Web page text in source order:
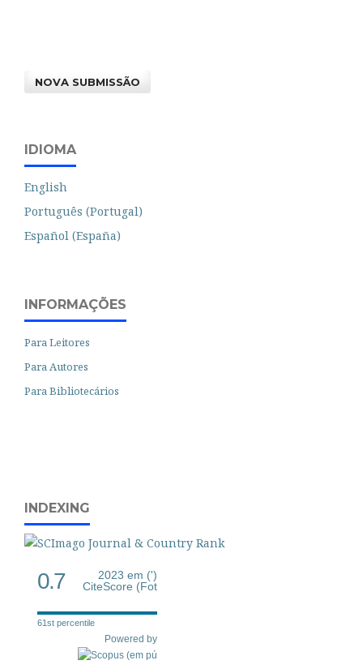
NOVA SUBMISSÃO
IDIOMA
English
Português (Portugal)
Español (España)
INFORMAÇÕES
Para Leitores
Para Autores
Para Bibliotecários
INDEXING
0.7
2023 em (')
CiteScore (Fot
61st percentile
Powered by